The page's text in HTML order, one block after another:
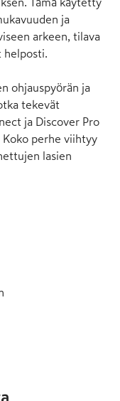
Tämä käytetty
ja
arkeen, tilava
helposti.
ohjauspyörän ja
tekevät
ja Discover Pro
perhe viihtyy
lasien